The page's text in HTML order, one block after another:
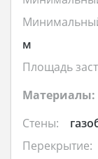
м
Площадь
Материалы:
Стены:
Перекрытие: